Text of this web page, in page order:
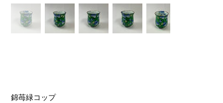
錦苺緑コップ